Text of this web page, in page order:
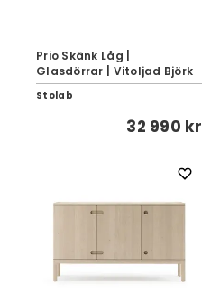
Prio Skänk Låg |
Glasdörrar | Vitoljad Björk
Stolab
32 990 kr